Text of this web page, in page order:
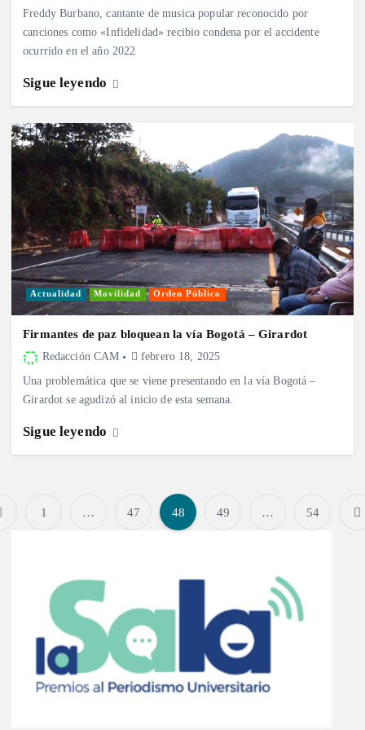
Freddy Burbano, cantante de musica popular reconocido por
canciones como «Infidelidad» recibio condena por el accidente
ocurrido en el año 2022
Sigue leyendo
Actualidad Movilidad Orden Público
Firmantes de paz bloquean la vía Bogotá – Girardot
Redacción CAM febrero 18, 2025
Una problemática que se viene presentando en la vía Bogotá –
Girardot se agudizó al inicio de esta semana.
Sigue leyendo
P
a
n
1 … 47 48 49 … 54